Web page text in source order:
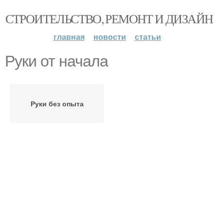
СТРОИТЕЛЬСТВО, РЕМОНТ И ДИЗАЙН
главная новости статьи
Руки от начала
Руки без опыта